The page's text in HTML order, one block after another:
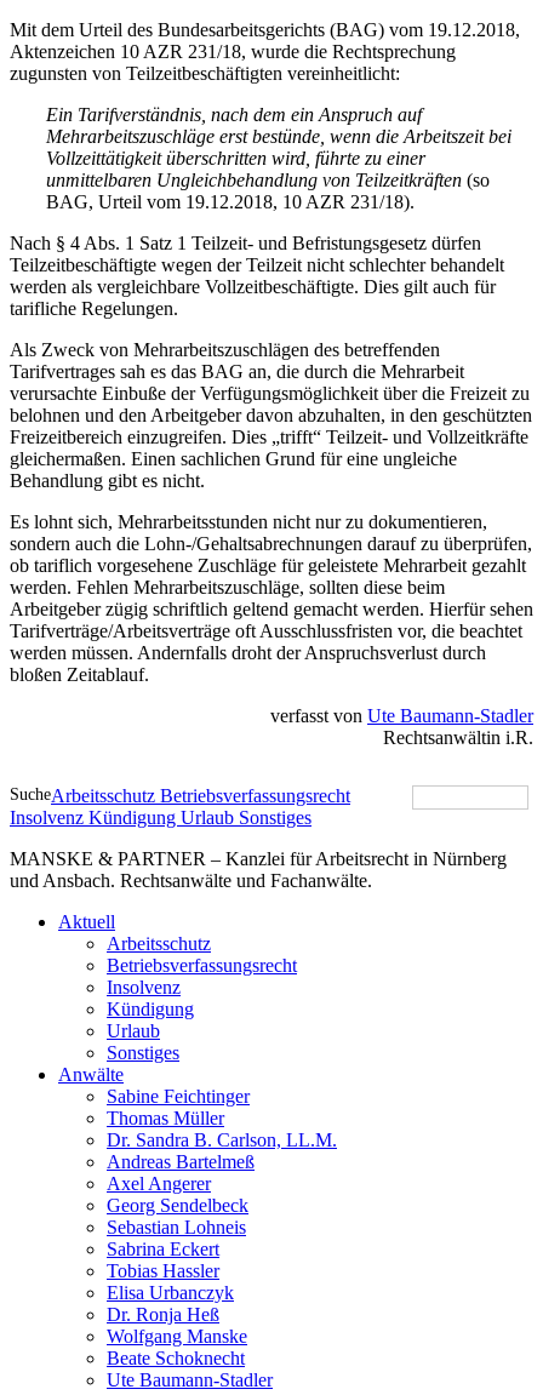
Mit dem Urteil des Bundesarbeitsgerichts (BAG) vom 19.12.2018,
Aktenzeichen 10 AZR 231/18, wurde die Rechtsprechung
zugunsten von Teilzeitbeschäftigten vereinheitlicht:
Ein Tarifverständnis, nach dem ein Anspruch auf
Mehrarbeitszuschläge erst bestünde, wenn die Arbeitszeit bei
Vollzeittätigkeit überschritten wird, führte zu einer
unmittelbaren Ungleichbehandlung von Teilzeitkräften (so
BAG, Urteil vom 19.12.2018, 10 AZR 231/18).
Nach § 4 Abs. 1 Satz 1 Teilzeit- und Befristungsgesetz dürfen
Teilzeitbeschäftigte wegen der Teilzeit nicht schlechter behandelt
werden als vergleichbare Vollzeitbeschäftigte. Dies gilt auch für
tarifliche Regelungen.
Als Zweck von Mehrarbeitszuschlägen des betreffenden
Tarifvertrages sah es das BAG an, die durch die Mehrarbeit
verursachte Einbuße der Verfügungsmöglichkeit über die Freizeit zu
belohnen und den Arbeitgeber davon abzuhalten, in den geschützten
Freizeitbereich einzugreifen. Dies „trifft“ Teilzeit- und Vollzeitkräfte
gleichermaßen. Einen sachlichen Grund für eine ungleiche
Behandlung gibt es nicht.
Es lohnt sich, Mehrarbeitsstunden nicht nur zu dokumentieren,
sondern auch die Lohn-/Gehaltsabrechnungen darauf zu überprüfen,
ob tariflich vorgesehene Zuschläge für geleistete Mehrarbeit gezahlt
werden. Fehlen Mehrarbeitszuschläge, sollten diese beim
Arbeitgeber zügig schriftlich geltend gemacht werden. Hierfür sehen
Tarifverträge/Arbeitsverträge oft Ausschlussfristen vor, die beachtet
werden müssen. Andernfalls droht der Anspruchsverlust durch
bloßen Zeitablauf.
verfasst von Ute Baumann-Stadler
Rechtsanwältin i.R.
SucheArbeitsschutz Betriebsverfassungsrecht
Insolvenz Kündigung Urlaub Sonstiges
MANSKE & PARTNER – Kanzlei für Arbeitsrecht in Nürnberg
und Ansbach. Rechtsanwälte und Fachanwälte.
Aktuell
Arbeitsschutz
Betriebsverfassungsrecht
Insolvenz
Kündigung
Urlaub
Sonstiges
Anwälte
Sabine Feichtinger
Thomas Müller
Dr. Sandra B. Carlson, LL.M.
Andreas Bartelmeß
Axel Angerer
Georg Sendelbeck
Sebastian Lohneis
Sabrina Eckert
Tobias Hassler
Elisa Urbanczyk
Dr. Ronja Heß
Wolfgang Manske
Beate Schoknecht
Ute Baumann-Stadler